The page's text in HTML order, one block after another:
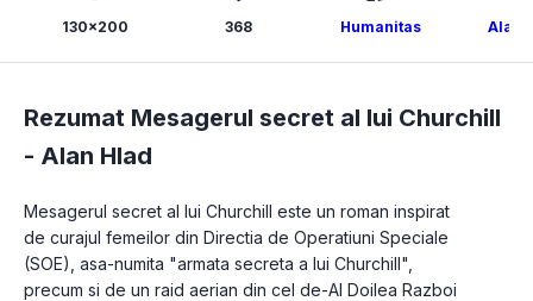
130x200 368 Humanitas Alan
Rezumat Mesagerul secret al lui Churchill
- Alan Hlad
Mesagerul secret al lui Churchill este un roman inspirat
de curajul femeilor din Directia de Operatiuni Speciale
(SOE), asa-numita "armata secreta a lui Churchill",
precum si de un raid aerian din cel de-Al Doilea Razboi